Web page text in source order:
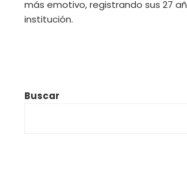
más emotivo, registrando sus 27
institución.
Buscar